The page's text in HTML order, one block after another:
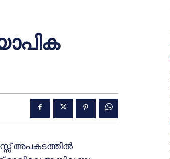
അപകടത്തില്‍